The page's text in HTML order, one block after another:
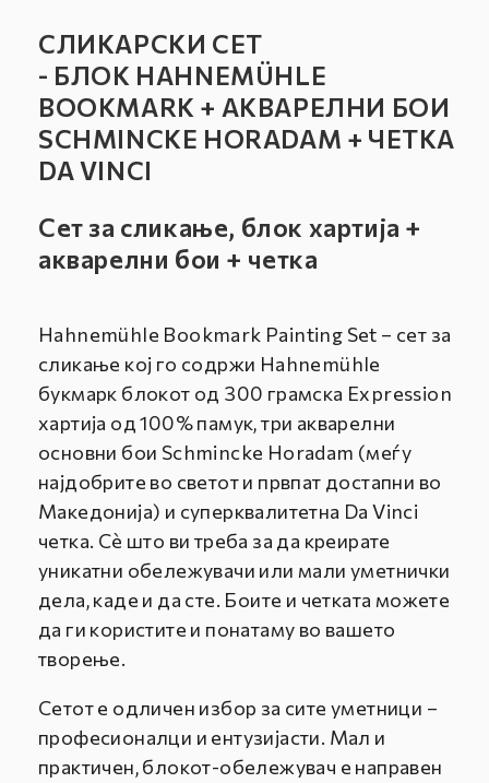
БОИ
И
ЧЕТКА
-
HAHNEMÜHLE
BOOKMARK
PAINTING
БОИ
И
ЧЕТКА
-
HAHNEMÜHLE
BOOKMARK
СЛИКАРСКИ СЕТ
- БЛОК HAHNEMÜHLE
BOOKMARK + АКВАРЕЛНИ БОИ
SCHMINCKE HORADAM + ЧЕТКА
DA VINCI
Сет за сликање, блок хартија +
акварелни бои + четка
Hahnemühle Bookmark Painting Set – сет за
сликање кој го содржи Hahnemühle
букмарк блокот од 300 грамска Expression
хартија од 100% памук, три акварелни
основни бои Schmincke Horadam (меѓу
најдобрите во светот и првпат достапни во
Македонија) и суперквалитетна Da Vinci
четка. Сѐ што ви треба за да креирате
уникатни обележувачи или мали уметнички
дела, каде и да сте. Боите и четката можете
да ги користите и понатаму во вашето
творење.
Сетот е одличен избор за сите уметници –
професионалци и ентузијасти. Мал и
практичен, блокот-обележувач е направен